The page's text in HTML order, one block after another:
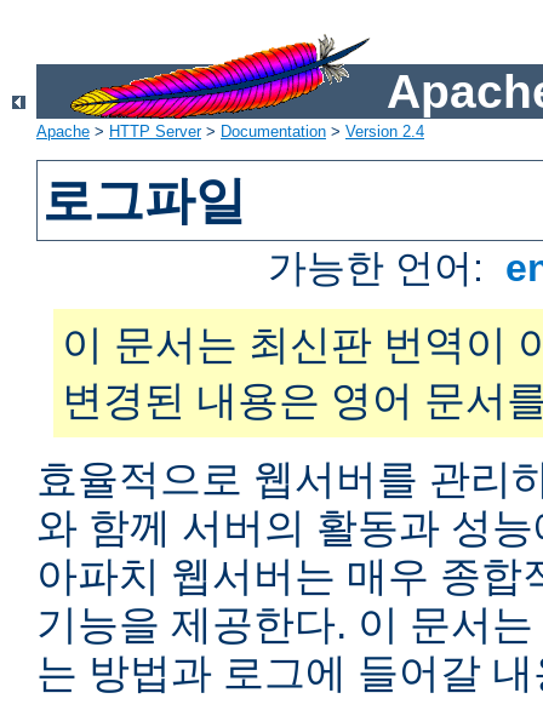
Apache > HTTP Server> Documentation > Version 2.4
로그파일
가능한 언어:
이 문서는 최신판 번역이
변경된 내용은 영어 문서
효율적으로 웹서버를 관리
와 함께 서버의 활동과 성
아파치 웹서버는 매우 종합
기능을 제공한다. 이 문서
는 방법과 로그에 들어갈